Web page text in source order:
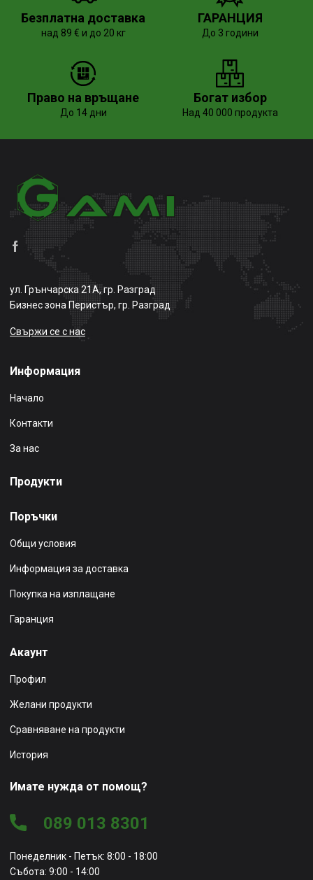
Безплатна доставка
над 89 € и до 20 кг
ГАРАНЦИЯ
До 3 години
Право на връщане
До 14 дни
Богат избор
Над 40 000 продукта
ул. Грънчарска 21А, гр. Разград
Бизнес зона Перистър, гр. Разград
Свържи се с нас
Информация
Начало
Контакти
За нас
Продукти
Поръчки
Общи условия
Информация за доставка
Покупка на изплащане
Гаранция
Акаунт
Профил
Желани продукти
Сравняване на продукти
История
Имате нужда от помощ?
089 013 8301
Понеделник - Петък: 8:00 - 18:00
Събота: 9:00 - 14:00